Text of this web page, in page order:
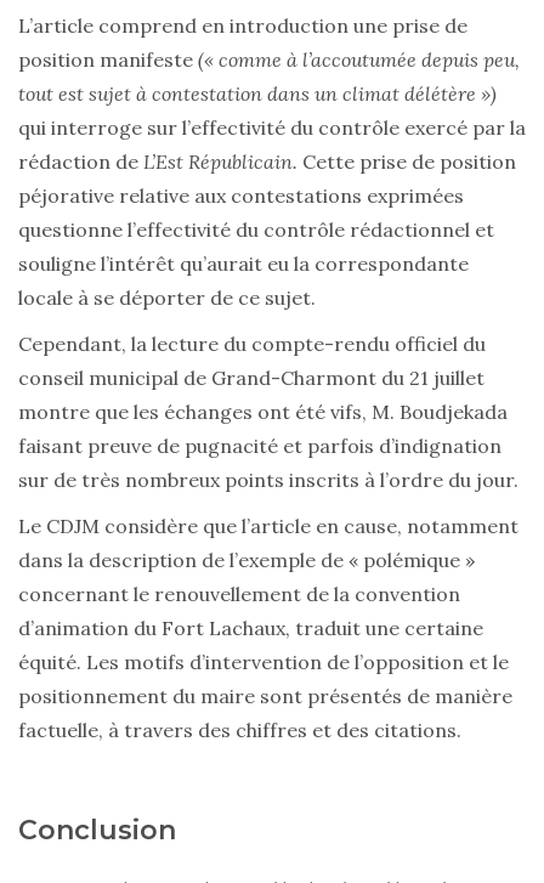
L’article comprend en introduction une prise de
position manifeste (« comme à l’accoutumée depuis peu,
tout est sujet à contestation dans un climat délétère »)
qui interroge sur l’effectivité du contrôle exercé par la
rédaction de L’Est Républicain. Cette prise de position
péjorative relative aux contestations exprimées
questionne l’effectivité du contrôle rédactionnel et
souligne l’intérêt qu’aurait eu la correspondante
locale à se déporter de ce sujet.
Cependant, la lecture du compte-rendu officiel du
conseil municipal de Grand-Charmont du 21 juillet
montre que les échanges ont été vifs, M. Boudjekada
faisant preuve de pugnacité et parfois d’indignation
sur de très nombreux points inscrits à l’ordre du jour.
Le CDJM considère que l’article en cause, notamment
dans la description de l’exemple de « polémique »
concernant le renouvellement de la convention
d’animation du Fort Lachaux, traduit une certaine
équité. Les motifs d’intervention de l’opposition et le
positionnement du maire sont présentés de manière
factuelle, à travers des chiffres et des citations.
Conclusion